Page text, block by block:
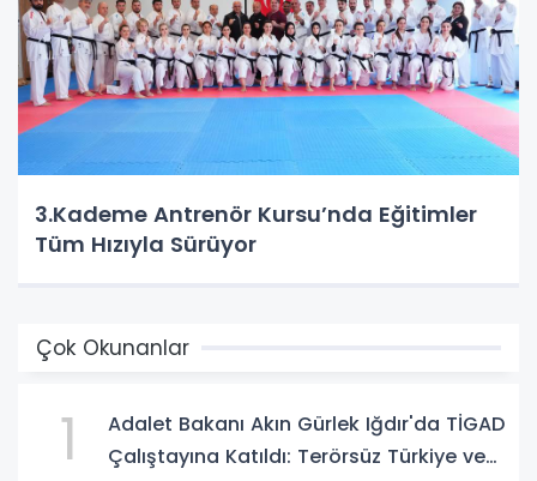
3.Kademe Antrenör Kursu’nda Eğitimler
Tüm Hızıyla Sürüyor
Çok Okunanlar
1
Adalet Bakanı Akın Gürlek Iğdır'da TİGAD
Çalıştayına Katıldı: Terörsüz Türkiye ve